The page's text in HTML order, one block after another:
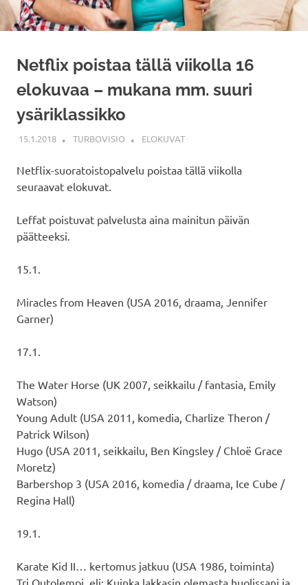
Netflix poistaa tällä viikolla 16
elokuvaa – mukana mm. suuri
ysäriklassikko
15.1.2018 TURBOVISIO ELOKUVAT
Netflix-suoratoistopalvelu poistaa tällä viikolla
seuraavat elokuvat.
Leffat poistuvat palvelusta aina mainitun päivän
päätteeksi.
15.1.
Miracles from Heaven (USA 2016, draama, Jennifer
Garner)
17.1.
The Water Horse (UK 2007, seikkailu / fantasia, Emily
Watson)
Young Adult (USA 2011, komedia, Charlize Theron /
Patrick Wilson)
Hugo (USA 2011, seikkailu, Ben Kingsley / Chloë Grace
Moretz)
Barbershop 3 (USA 2016, komedia / draama, Ice Cube /
Regina Hall)
19.1.
Karate Kid II… kertomus jatkuu (USA 1986, toiminta)
Tri Outolempi, eli: Kuinka lakkasin olemasta huolissani ja